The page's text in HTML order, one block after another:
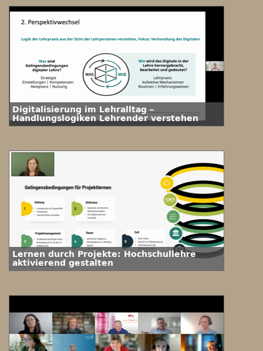
Digitalisierung im Lehralltag –
Handlungslogiken Lehrender verstehen
Lernen durch Projekte: Hochschullehre
aktivierend gestalten